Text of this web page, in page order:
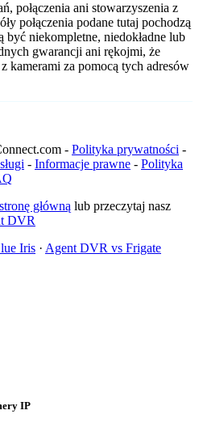
połączenia ani stowarzyszenia z
połączenia podane tutaj pochodzą
być niekompletne, niedokładne lub
gwarancji ani rękojmi, że
kamerami za pomocą tych adresów
- Polityka prywatności -
- Informacje prawne - Polityka
główną lub przeczytaj nasz
DVR
Iris · Agent DVR vs Frigate
IP